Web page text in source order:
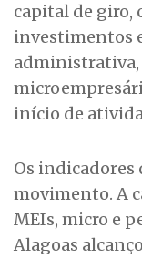
capital de giro,
investimentos
início de
Os indicadores
movimento. A
MEIs, micro e
Alagoas